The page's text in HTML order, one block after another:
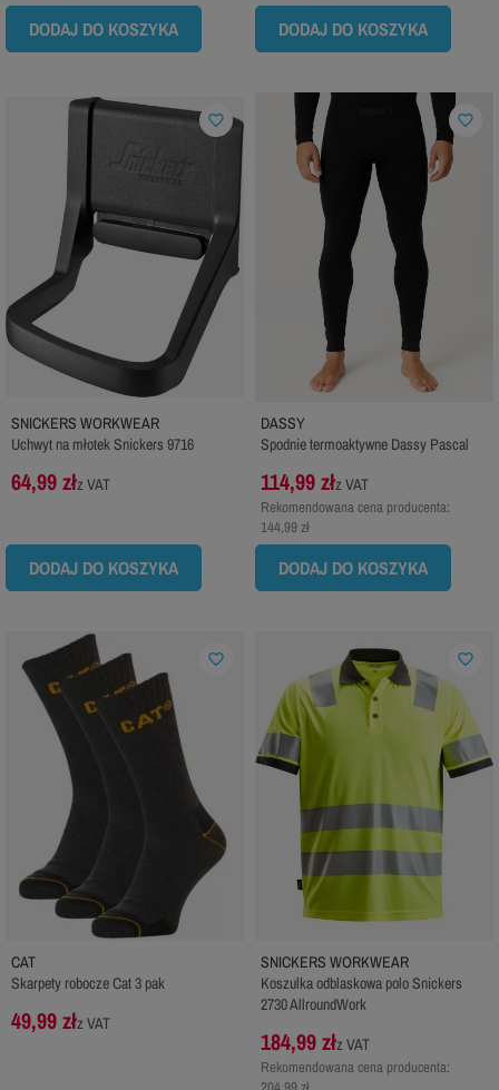
DODAJ DO KOSZYKA DODAJ DO KOSZYKA
SNICKERS WORKWEAR
Uchwyt na młotek Snickers 9716
64,99 złz VAT
DODAJ DO KOSZYKA
favorite_border
DASSY
Spodnie termoaktywne Dassy Pascal
114,99 złz VAT
Rekomendowana cena producenta:
144,99 zł
DODAJ DO KOSZYKA
favorite_border
CAT
Skarpety robocze Cat 3 pak
49,99 złz VAT
favorite_border
SNICKERS WORKWEAR
Koszulka odblaskowa polo Snickers
2730 AllroundWork
184,99 złz VAT
Rekomendowana cena producenta:
favorite_border